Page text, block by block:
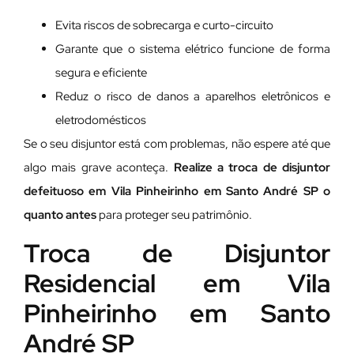
Evita riscos de sobrecarga e curto-circuito
Garante que o sistema elétrico funcione de forma
segura e eficiente
Reduz o risco de danos a aparelhos eletrônicos e
eletrodomésticos
Se o seu disjuntor está com problemas, não espere até que
algo mais grave aconteça. Realize a troca de disjuntor
defeituoso em Vila Pinheirinho em Santo André SP o
quanto antes para proteger seu patrimônio.
Troca de Disjuntor
Residencial em Vila
Pinheirinho em Santo
André SP